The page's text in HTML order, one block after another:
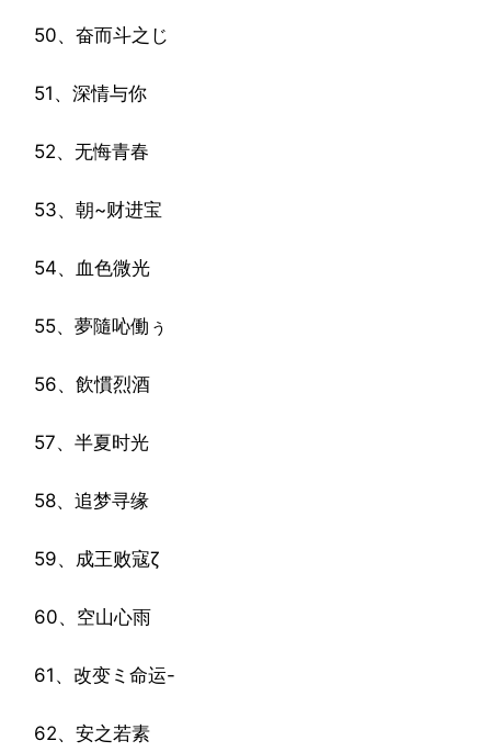
50、奋而斗之じ
51、深情与你
52、无悔青春
53、朝~财进宝
54、血色微光
55、夢隨吣働ぅ
56、飲慣烈酒
57、半夏时光
58、追梦寻缘
59、成王败寇ζ
60、空山心雨
61、改变ミ命运-
62、安之若素